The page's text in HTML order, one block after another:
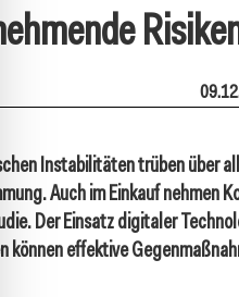
Instabilitäten trüben über
Auch im Einkauf nehmen
Der Einsatz digitaler
können effektive